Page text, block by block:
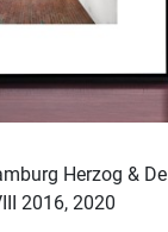
Herzog & De
2016, 2020